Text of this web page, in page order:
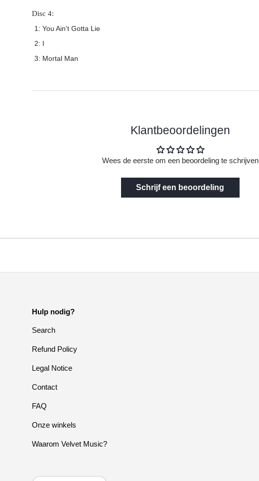
Disc 4:
1: You Ain't Gotta Lie
2: I
3: Mortal Man
Klantbeoordelingen
Wees de eerste om een beoordeling te schrijven
Schrijf een beoordeling
Hulp nodig?
Search
Refund Policy
Legal Notice
Contact
FAQ
Onze winkels
Waarom Velvet Music?